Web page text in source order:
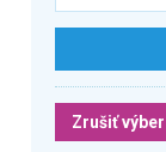
Zrušiť výber